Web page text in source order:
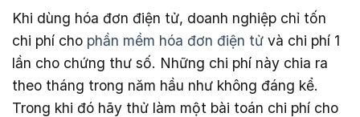
Khi dùng hóa đơn điện tử, doanh nghiệp chỉ tốn
chi phí cho phần mềm hóa đơn điện tử và chi phí 1
lần cho chứng thư số. Những chi phí này chia ra
theo tháng trong năm hầu như không đáng kể.
Trong khi đó hãy thử làm một bài toán chi phí cho